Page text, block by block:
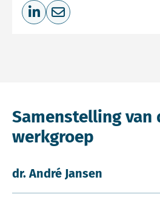
Deel op LinkedIn
Deel via e-mail
Samenstelling van
werkgroep
dr. André Jansen